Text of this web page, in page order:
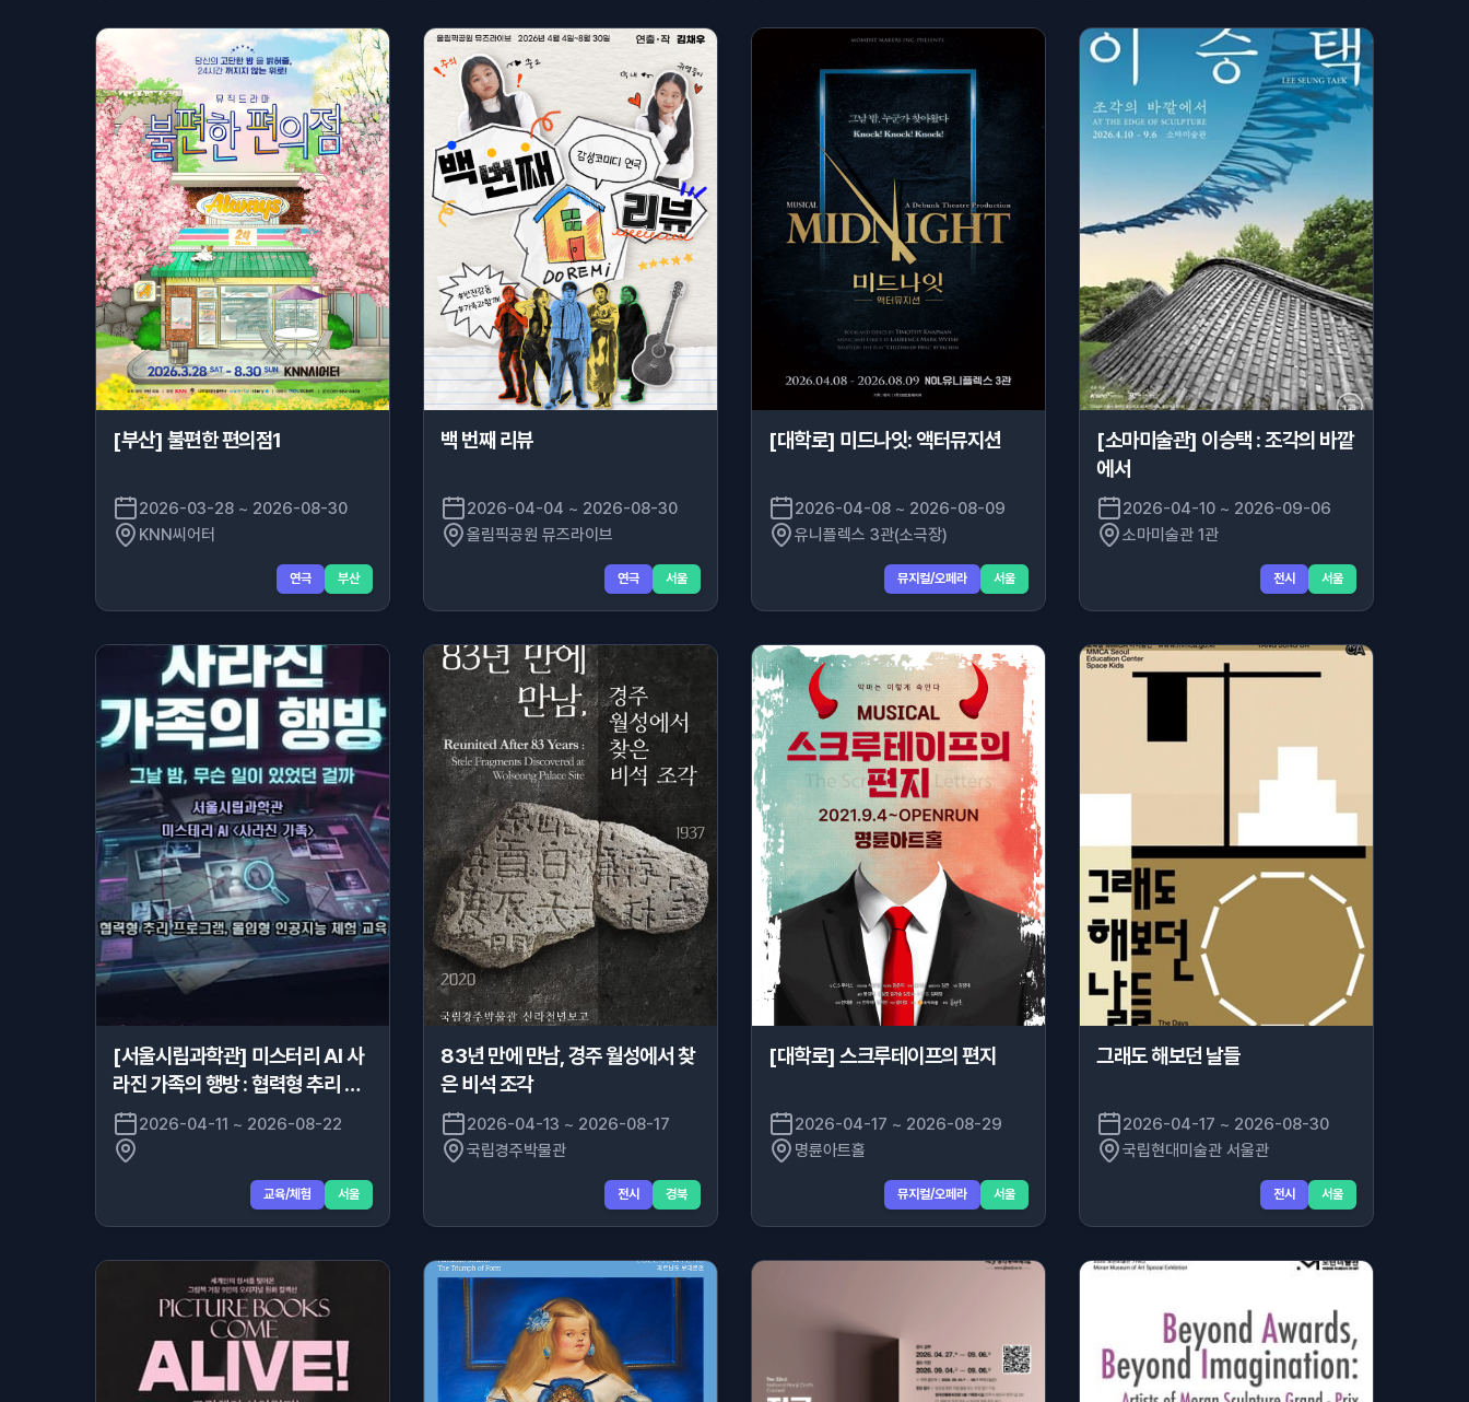
[부산] 불편한 편의점1
2026-03-28 ~ 2026-08-30
KNN씨어터
연극 부산
백 번째 리뷰
2026-04-04 ~ 2026-08-30
올림픽공원 뮤즈라이브
연극 서울
[대학로] 미드나잇: 액터뮤지션
2026-04-08 ~ 2026-08-09
유니플렉스 3관(소극장)
뮤지컬/오페라 서울
[소마미술관] 이승택 : 조각의 바깥
에서
2026-04-10 ~ 2026-09-06
소마미술관 1관
전시 서울
[서울시립과학관] 미스터리 AI 사
라진 가족의 행방 : 협력형 추리 프
로그램 , 몰입형 인공지능 체험교육
2026-04-11 ~ 2026-08-22
교육/체험 서울
83년 만에 만남, 경주 월성에서 찾
은 비석 조각
2026-04-13 ~ 2026-08-17
국립경주박물관
전시 경북
[대학로] 스크루테이프의 편지
2026-04-17 ~ 2026-08-29
명륜아트홀
뮤지컬/오페라 서울
그래도 해보던 날들
2026-04-17 ~ 2026-08-30
국립현대미술관 서울관
전시 서울